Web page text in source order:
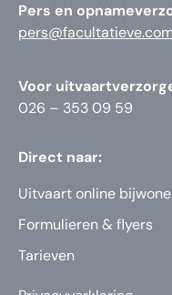
Pers en
Voor
026 – 353 09 59
Direct naar:
Uitvaart online
Formulieren & flyers
Tarieven